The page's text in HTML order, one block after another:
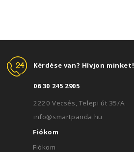
Kérdése van? Hívjon minket!
06 30 245 2905
2220 Vecsés, Telepi út 35/A.
info@smartpanda.hu
Fiókom
Fiókom